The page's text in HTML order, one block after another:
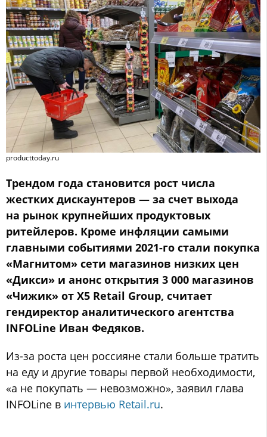
producttoday.ru
Трендом года становится рост числа
жестких дискаунтеров — за счет выхода
на рынок крупнейших продуктовых
ритейлеров. Кроме инфляции самыми
главными событиями 2021-го стали покупка
«Магнитом» сети магазинов низких цен
«Дикси» и анонс открытия 3 000 магазинов
«Чижик» от X5 Retail Group, считает
гендиректор аналитического агентства
INFOLine Иван Федяков.
Из-за роста цен россияне стали больше тратить
на еду и другие товары первой необходимости,
«а не покупать — невозможно», заявил глава
INFOLine в интервью Retail.ru.